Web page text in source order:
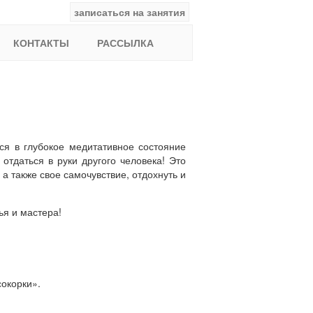
записаться на занятия
КОНТАКТЫ РАССЫЛКА
в глубокое медитативное состояние
в руки другого человека! Это
также свое самочувствие, отдохнуть и
и мастера!